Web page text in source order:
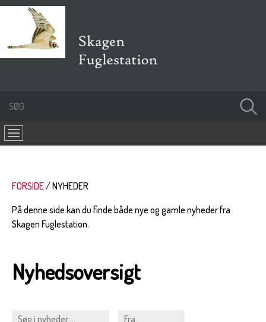
FORSIDE
NYHEDER
På denne side kan du finde både nye og gamle nyheder fra
Skagen Fuglestation.
Nyhedsoversigt